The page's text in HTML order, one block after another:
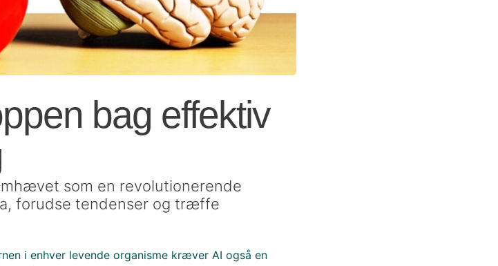
bag effektiv
som en revolutionerende
forudse tendenser og træffe
i enhver levende organisme kræver AI også en